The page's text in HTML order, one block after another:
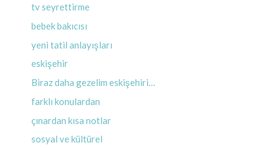
tv seyrettirme
bebek bakıcısı
yeni tatil anlayışları
eskişehir
Biraz daha gezelim eskişehiri…
farklı konulardan
çınardan kısa notlar
sosyal ve kültürel